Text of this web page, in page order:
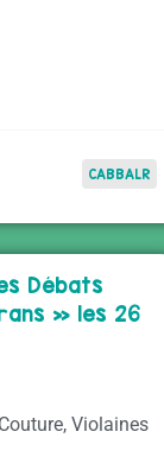
CABBALR
Débats
» les 26
Violaines